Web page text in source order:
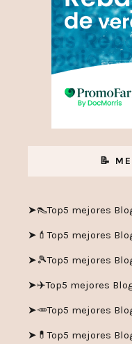
📝
➤👠Top5 mejores
➤💄Top5 mejores
➤🎾Top5 mejores
➤✈️Top5 mejores
➤🥕Top5 mejores
➤💊Top5 mejores